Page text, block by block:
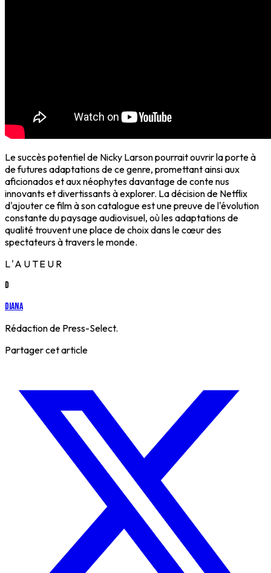
Le succès potentiel de Nicky Larson pourrait ouvrir la porte à
de futures adaptations de ce genre, promettant ainsi aux
aficionados et aux néophytes davantage de conte nus
innovants et divertissants à explorer. La décision de Netflix
d'ajouter ce film à son catalogue est une preuve de l'évolution
constante du paysage audiovisuel, où les adaptations de
qualité trouvent une place de choix dans le cœur des
spectateurs à travers le monde.
L'AUTEUR
D
Diana
Rédaction de Press-Select.
Partager cet article